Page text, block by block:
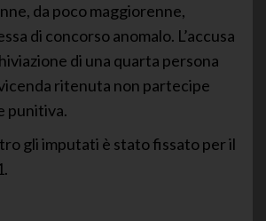
da poco maggiorenne,
di concorso anomalo. L’accusa
di una quarta persona
ritenuta non partecipe
punitiva.
gli imputati è stato fissato per il